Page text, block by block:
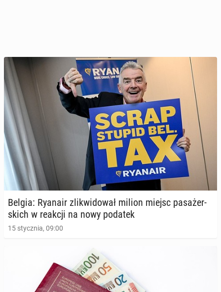
Belgia: Ryanair zli­kwi­do­wał milion miejsc pa­sa­żer­
skich w reakcji na nowy podatek
15 stycznia, 09:00